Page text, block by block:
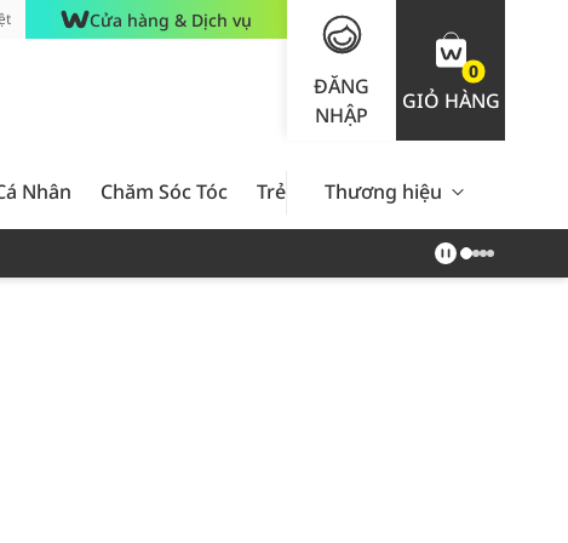
Cửa hàng & Dịch vụ
ĐĂNG
NHẬP
0
GIỎ HÀNG
Nhân Chăm Sóc Tóc Trẻ Em Nam Giới Chăm Sóc
Thương hiệu